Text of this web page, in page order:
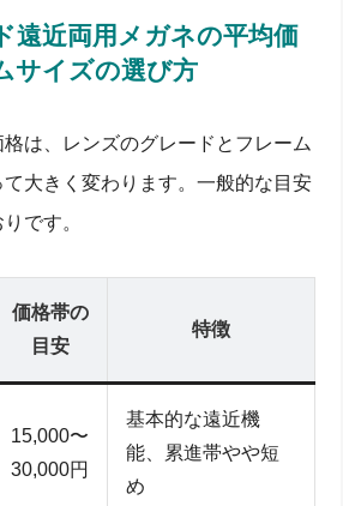
遠近両用メガネの平均価
サイズの選び方
は、レンズのグレードとフレーム
大きく変わります。一般的な目安
です。
価格帯の
目安
特徴
15,000〜
30,000円
基本的な遠近機
能、累進帯やや短
め
る遠近両用レンズの構造と焦点の仕
視界のゆがみとピント調節の原理
ク！視力測定方法と度数の決め方
状を早期発見する方法
ど度数設計が難しい理由と対策
とコンタクトレンズ併用の注意点
ガネの価格帯と製品ラインアップ
JINS・ゾフ】
近両用メガネの平均価格とフレーム
の違いとおすすめポイント
ル比較―追加料金と薄型レンズ対応
う！遠近両用メガネの見え方トラブ